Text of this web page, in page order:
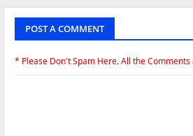
POST A COMMENT
* Please Don't Spam Here. All the Comments